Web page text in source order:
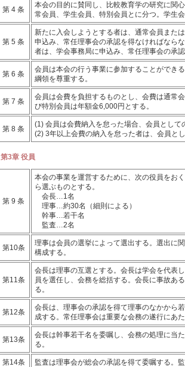
第 4 条
本会の目的に賛同し、比較教育学の研究に関
常会員、学生会員、特別会員とに分つ。学生
第 5 条
新たに入会しようとする者は、通常会員また
申込み、常任理事会の承認を得なければなら
者は、学会事務局に申込み、常任理事会の承
第 6 条
会員は本会の行う事業に参加することができ
綱領を尊重する。
第 7 条
会員は会費を負担するものとし、会費は通常
び特別会員は年額金6,000円とする。
第 8 条
(1) 会員は会費納入を怠った場合、会員として
(2) 3年以上会費の納入を怠った者は、会員とし
第3章 役員
第 9 条
本会の事業を運営するために、次の役員をお
ら選ぶものとする。
会長…1名
理事…約30名（細則による）
幹事…若干名
監査…2名
第10条
理事は会員の選挙によって選出する。選出に
構成する。
第11条
会長は理事の互選とする。会長は学会を代表
員を選任し、会務を総括する。会長に事故あ
る。
第12条
会長は、理事会の承認を得て理事のなかから
成する。常任理事会は重要な会務の遂行にあた
第13条
会長は幹事若干名を委嘱し、会務の処理に当
る。
第14条 監査は理事会が総会の承認を得て委嘱する。